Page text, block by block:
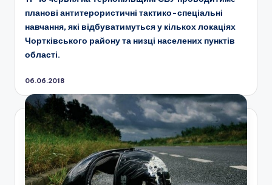
планові антитерористичні тактико-спеціальні
навчання, які відбуватимуться у кількох локаціях
Чортківського району та низці населених пунктів
області.
06.06.2018